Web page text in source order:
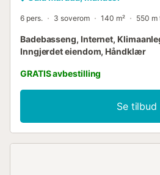
6 pers. 3 soverom 140 m² 550 m
Badebasseng, Internet,
Inngjerdet eiendom, Håndklær
GRATIS avbestilling
Se tilbud